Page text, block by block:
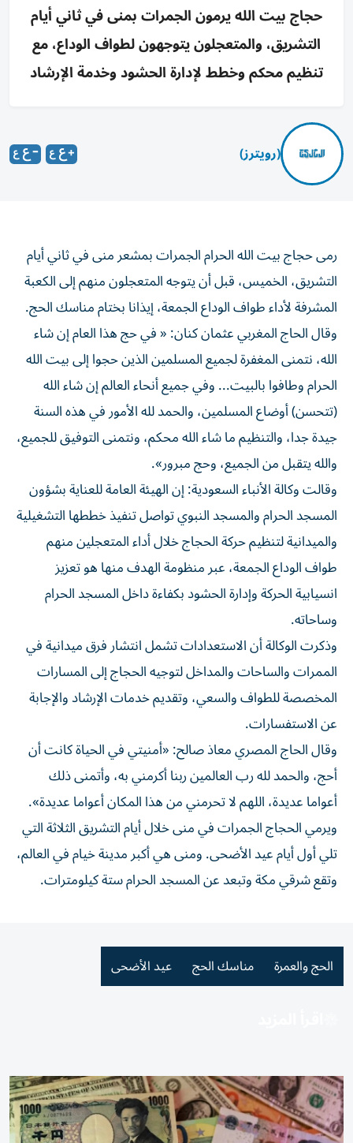
حجاج بيت الله يرمون الجمرات بمنى في ثاني أيام
التشريق، والمتعجلون يتوجهون لطواف الوداع، مع
تنظيم محكم وخطط لإدارة الحشود وخدمة الإرشاد
(رويترز)
رمى حجاج بيت الله ‌الحرام الجمرات بمشعر منى في ثاني أيام
التشريق، الخميس، ​قبل أن ⁠يتوجه المتعجلون منهم إلى الكعبة
المشرفة لأداء ‌طواف الوداع الجمعة، ‌إيذانا بختام مناسك الحج.
وقال الحاج المغربي عثمان كنان: « في حج هذا العام إن شاء
الله، نتمنى المغفرة لجميع المسلمين ‌الذين حجوا إلى بيت الله
الحرام وطافوا بالبيت... وفي جميع أنحاء ⁠العالم إن شاء الله
(تتحسن) أوضاع المسلمين، والحمد لله الأمور في هذه السنة
جيدة جدا، والتنظيم ما شاء الله محكم، ونتمنى التوفيق للجميع،
والله يتقبل من الجميع، وحج مبرور».
وقالت وكالة الأنباء السعودية: إن الهيئة العامة للعناية بشؤون
المسجد الحرام والمسجد النبوي ​تواصل تنفيذ خططها التشغيلية
والميدانية لتنظيم حركة الحجاج خلال أداء ‌المتعجلين منهم
طواف الوداع الجمعة، عبر منظومة الهدف منها هو تعزيز
انسيابية الحركة وإدارة الحشود بكفاءة داخل المسجد الحرام
⁠وساحاته.
وذكرت الوكالة أن الاستعدادات تشمل انتشار فرق ميدانية في
الممرات والساحات والمداخل لتوجيه الحجاج إلى المسارات
المخصصة للطواف والسعي، وتقديم خدمات الإرشاد والإجابة ​
عن ‌الاستفسارات.
وقال الحاج المصري معاذ صالح: «أمنيتي في الحياة كانت أن
أحج، والحمد لله رب العالمين ربنا أكرمني به، وأتمنى ذلك
أعواما عديدة، اللهم لا تحرمني من هذا المكان أعواما عديدة».
ويرمي الحجاج ‌الجمرات في ‌منى خلال أيام التشريق الثلاثة ⁠التي
تلي أول أيام عيد الأضحى. ومنى هي ‌أكبر مدينة خيام في العالم،
وتقع شرقي مكة وتبعد عن المسجد الحرام ستة كيلومترات.
الحج والعمرة مناسك الحج عيد الأضحى